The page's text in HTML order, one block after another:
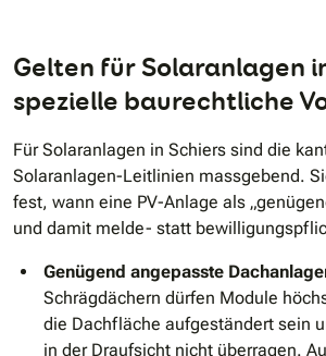
Gelten für Solaranlagen
spezielle baurechtliche
Für Solaranlagen in Schiers sind die
Solaranlagen-Leitlinien massgebend.
fest, wann eine PV-Anlage als
und damit melde- statt
Genügend angepasste
Schrägdächern dürfen Module
die Dachfläche aufgeständert sein
in der Draufsicht nicht überragen.